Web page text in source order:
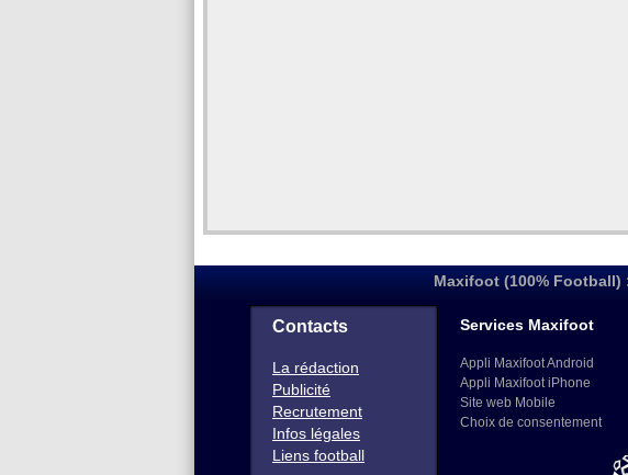
Maxifoot (100%
Contacts
La rédaction
Publicité
Recrutement
Infos légales
Liens football
Services Maxifoot
Appli Maxifoot Android
Appli Maxifoot iPhone
Site web Mobile
Choix de consentement